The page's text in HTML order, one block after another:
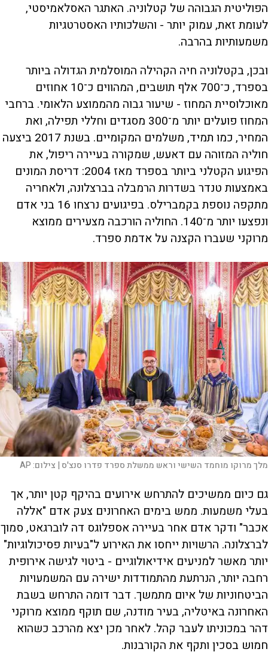
הפוליטית הגבוהה של קטלוניה. האתגר האסלאמיסטי,
לעומת זאת, עמוק יותר - והשלכותיו האסטרטגיות
משמעותיות בהרבה.
ובכן, בקטלוניה חיה הקהילה המוסלמית הגדולה ביותר
בספרד, כ־700 אלף תושבים, המהווים כ־10 אחוזים
מאוכלוסיית המחוז - שיעור גבוה מהממוצע הלאומי. ברחבי
המחוז פועלים יותר מ־300 מסגדים וחללי תפילה, ואת
המחיר, כמו תמיד, משלמים המקומיים. בשנת 2017 ביצעה
חוליה המזוהה עם דאעש, שמקורה בעיירה ריפול, את
הפיגוע הקטלני ביותר בספרד מאז 2004: דריסת המונים
באמצעות טנדר בשדרות הרמבלה בברצלונה, ולאחריה
מתקפה נוספת בקמברילס. בפיגועים נרצחו 16 בני אדם
ונפצעו יותר מ־140. החוליה הורכבה מצעירים ממוצא
מרוקני שעברו הקצנה על אדמת ספרד.
מלך מרוקו מוחמד השישי וראש ממשלת ספרד פדרו סנצ'ס | צילום:AP
גם כיום ממשיכים להתרחש אירועים בהיקף קטן יותר, אך
בעלי משמעות. ממש בימים האחרונים צעק אדם "אללה
אכבר" ודקר אדם אחר בעיירה אספלוגס דה לוברגאט, סמוך
לברצלונה. הרשויות ייחסו את האירוע ל"בעיות פסיכולוגיות"
יותר מאשר למניעים אידיאולוגיים - ביטוי לגישה אירופית
רחבה יותר, הנרתעת מהתמודדות ישירה עם המשמעויות
הביטחוניות של איום מתמשך. דבר דומה התרחש בשבת
האחרונה באיטליה, בעיר מודנה, שם תוקף ממוצא מרוקני
דהר במכוניתו לעבר קהל. לאחר מכן יצא מהרכב כשהוא
חמוש בסכין ותקף את הקורבנות.